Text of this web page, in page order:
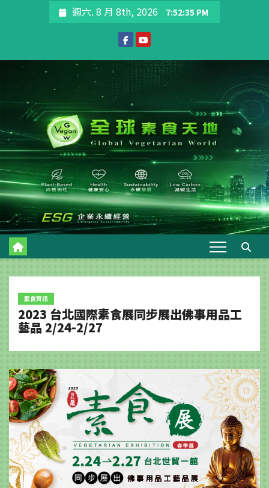
週六. 8 月 8th, 2026 7:52:36 PM
素食資訊
2023 台北國際素食展同步展出佛事用品工
藝品 2/24-2/27